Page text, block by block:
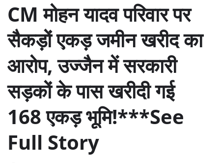
CM मोहन यादव परिवार पर
सैकड़ों एकड़ जमीन खरीद का
आरोप, उज्जैन में सरकारी
सड़कों के पास खरीदी गई
168 एकड़ भूमि!***See
Full Story